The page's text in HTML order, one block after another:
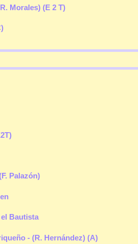
Morales) (E 2 T)
Palazón)
Bautista
- (R. Hernández) (A)